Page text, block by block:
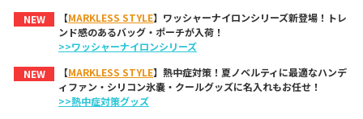
NEW
【MARKLESS STYLE】ワッシャーナイロンシリーズ新登場！トレ
ンド感のあるバッグ・ポーチが入荷！
>>ワッシャーナイロンシリーズ
NEW
【MARKLESS STYLE】熱中症対策！夏ノベルティに最適なハンデ
ィファン・シリコン氷嚢・クールグッズに名入れもお任せ！
>>熱中症対策グッズ